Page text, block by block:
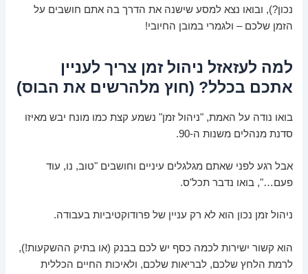
נכון?), ובואו נצא למסע שישנה את הדרך בה אתם חושבים על
הזמן שלכם – ולגמרי במובן החיובי!
למה לעזאזל ניהול זמן צריך לעניין
אתכם בכלל? (חוץ מלהרשים את הבוס)
בואו נודה על האמת, "ניהול זמן" נשמע קצת כמו מונח יבש מאיזו
סדנת מנהלים משנות ה-90.
אבל רגע לפני שאתם מגלגלים עיניים וחושבים "טוב, נו, עוד
פעם…", בואו נדבר תכל'ס.
ניהול זמן נכון הוא לא רק עניין של פרודוקטיביות בעבודה.
הוא קשור ישירות לכמה כסף יש לכם בבנק (או בתיק ההשקעות!),
לרמת הלחץ שלכם, לבריאות שלכם, ולאיכות החיים הכללית